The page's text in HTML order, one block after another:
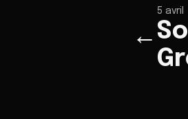
←
5 avril